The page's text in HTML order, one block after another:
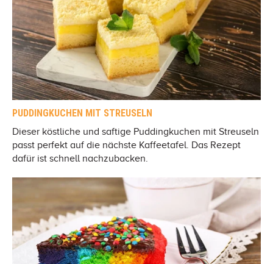
PUDDINGKUCHEN MIT STREUSELN
Dieser köstliche und saftige Puddingkuchen mit Streuseln
passt perfekt auf die nächste Kaffeetafel. Das Rezept
dafür ist schnell nachzubacken.